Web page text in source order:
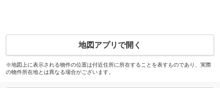
地図アプリで開く
※地図上に表示される物件の位置は付近住所に所在することを表すものであり、実際
の物件所在地とは異なる場合がございます。